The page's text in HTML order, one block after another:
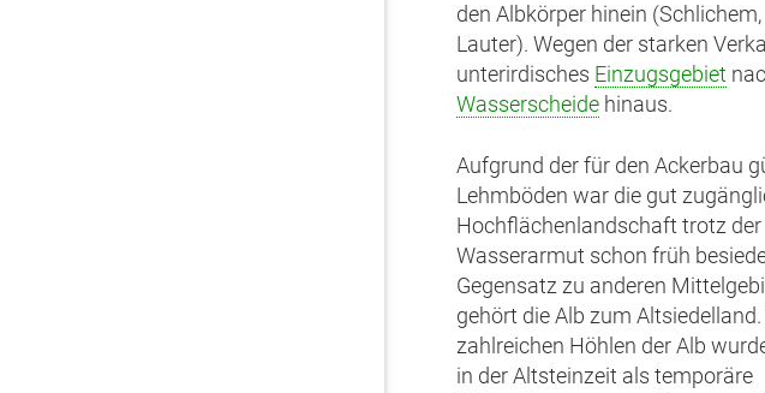
den Albkörper hinein
Lauter). Wegen der starken
unterirdisches Einzugsgebiet
Wasserscheide hinaus.
Aufgrund der für den Ackerbau
Lehmböden war die gut
Hochflächenlandschaft trotz der
Wasserarmut schon früh
Gegensatz zu anderen
gehört die Alb zum Altsiedelland.
zahlreichen Höhlen der Alb
in der Altsteinzeit als temporäre